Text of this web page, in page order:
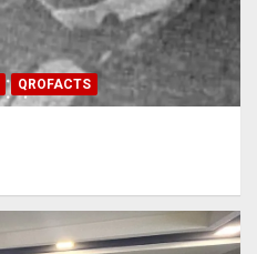
QROFACTS